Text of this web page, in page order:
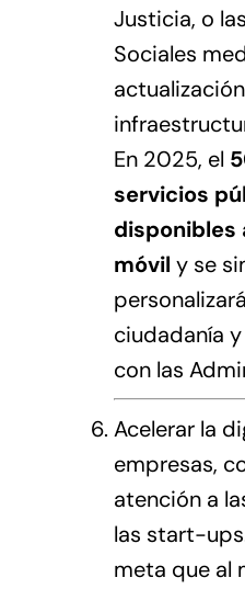
Justicia, o
Sociales
En 2025, el
servicios
disponibles
móvil y se
ciudadanía
con las
Acelerar la
empresas,
atención a
las start-
meta que al